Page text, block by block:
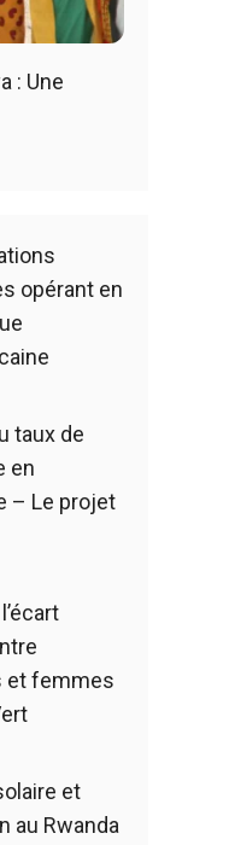
: Une
opérant en
taux de
en
– Le projet
et femmes
et
au Rwanda